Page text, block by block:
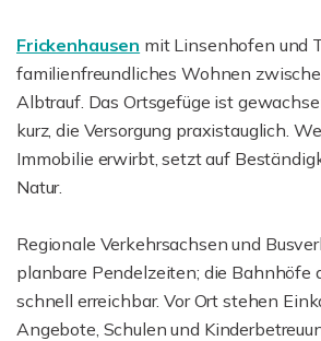
Frickenhausen mit Linsenhofen und
familienfreundliches Wohnen
Albtrauf. Das Ortsgefüge ist
kurz, die Versorgung praxistauglich.
Immobilie erwirbt, setzt auf
Natur.
Regionale Verkehrsachsen und
planbare Pendelzeiten; die Bahnhöfe
schnell erreichbar. Vor Ort stehen
Angebote, Schulen und